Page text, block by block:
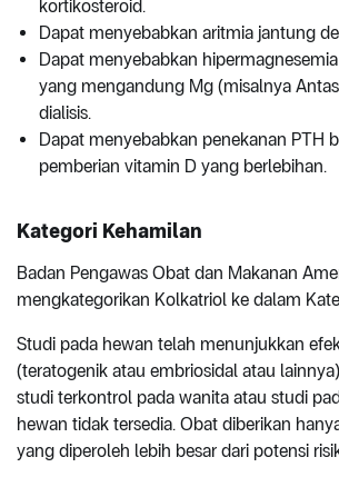
kortikosteroid.
Dapat menyebabkan aritmia jantung
Dapat menyebabkan
yang mengandung Mg (misalnya
dialisis.
Dapat menyebabkan penekanan PTH
pemberian vitamin D yang berlebihan.
Kategori Kehamilan
Badan Pengawas Obat dan Makanan
mengkategorikan Kolkatriol ke dalam
Studi pada hewan telah menunjukkan
(teratogenik atau embriosidal atau
studi terkontrol pada wanita atau studi
hewan tidak tersedia. Obat diberikan
yang diperoleh lebih besar dari potensi